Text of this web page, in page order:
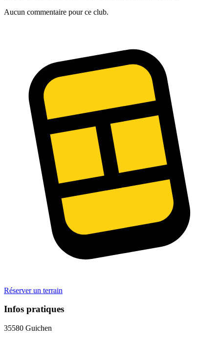
Aucun commentaire pour ce club.
Réserver un terrain
Infos pratiques
35580 Guichen